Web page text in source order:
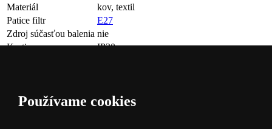
Materiál
kov, textil
Patice filtr
E27
Zdroj súčasťou balenia nie
Krytie
IP20
Používame cookies